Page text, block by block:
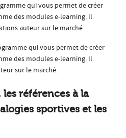
qui vous permet de créer
des modules e-learning. Il
auteur sur le marché.
qui vous permet de créer
des modules e-learning. Il
sur le marché.
les références à la
sportives et les